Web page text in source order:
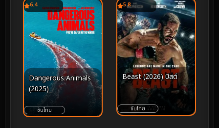
6.4
Dangerous Animals
(2025)
ซับไทย
5.8
Beast (2026) บีสต์
ซับไทย